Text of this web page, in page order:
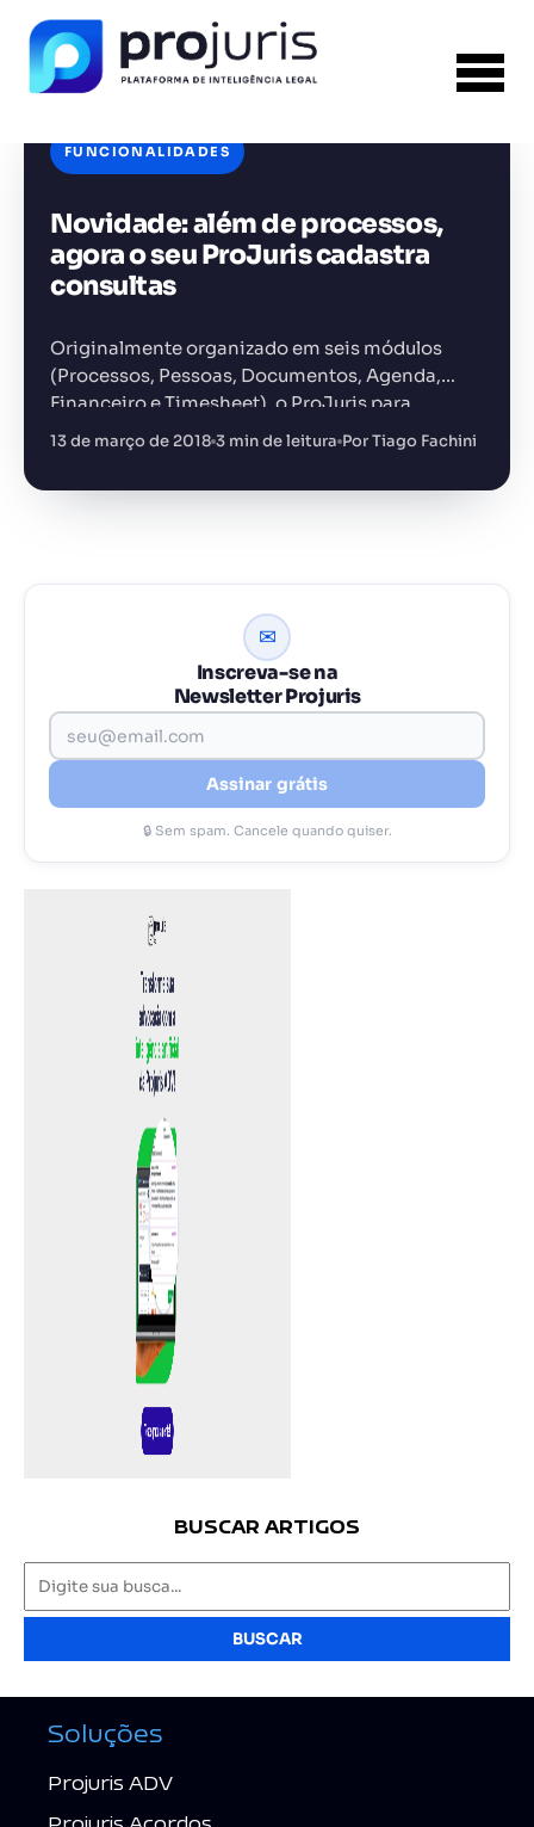
FUNCIONALIDADES
Novidade: além de processos,
agora o seu ProJuris cadastra
consultas
Originalmente organizado em seis módulos
(Processos, Pessoas, Documentos, Agenda,
Financeiro e Timesheet), o ProJuris para
Escritórios fundamentava-se como um software
jurídico para garantir a gestão processual, de
clientes, de documentos, de prazos,…
13 de março de 2018 3 min de leitura Por Tiago Fachini
✉
Inscreva-se na
Newsletter Projuris
Assinar grátis
🔒 Sem spam. Cancele quando quiser.
BUSCAR ARTIGOS
BUSCAR
Soluções
Projuris ADV
FERRAMENTA RECOMENDADA PARA ESTE
CONTEÚDO
Template PPT Jurídico
JS MC AR KL +14.000 juristas